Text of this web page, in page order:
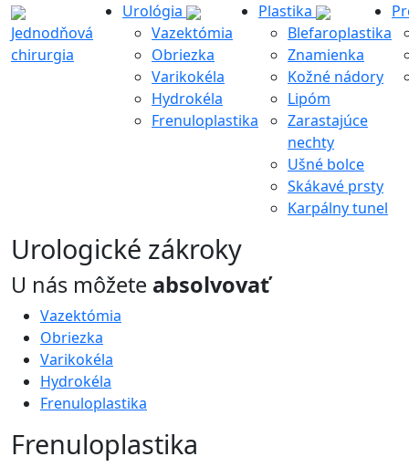
Jednodňová
chirurgia
Urológia
Vazektómia
Obriezka
Varikokéla
Hydrokéla
Frenuloplastika
Plastika
Blefaroplastika
Znamienka
Kožné nádory
Lipóm
Zarastajúce
nechty
Ušné bolce
Skákavé prsty
Karpálny tunel
Urologické zákroky
U nás môžete absolvovať
Vazektómia
Obriezka
Varikokéla
Hydrokéla
Frenuloplastika
Frenuloplastika